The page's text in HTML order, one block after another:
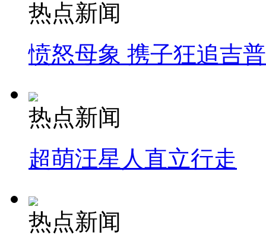
热点新闻
愤怒母象 携子狂追吉
热点新闻
超萌汪星人直立行走
热点新闻